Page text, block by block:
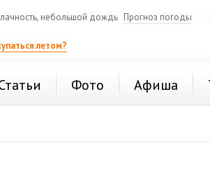
небольшой дождь Прогноз погоды
летом?
Фото Афиша